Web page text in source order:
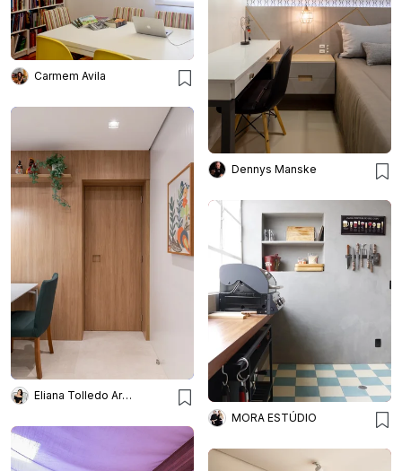
Carmem Avila
Dennys Manske
Eliana Tolledo Arquitetura e Interiores
MORA ESTÚDIO